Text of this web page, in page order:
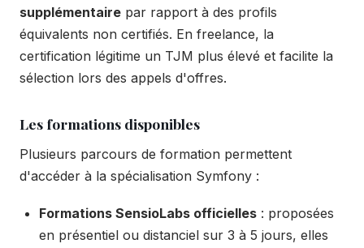
supplémentaire par rapport à des profils
équivalents non certifiés. En freelance, la
certification légitime un TJM plus élevé et facilite la
sélection lors des appels d'offres.
Les formations disponibles
Plusieurs parcours de formation permettent
d'accéder à la spécialisation Symfony :
Formations SensioLabs officielles : proposées
en présentiel ou distanciel sur 3 à 5 jours, elles